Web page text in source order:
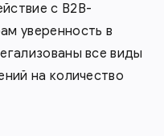
с В2В-
уверенность в
все виды
на количество